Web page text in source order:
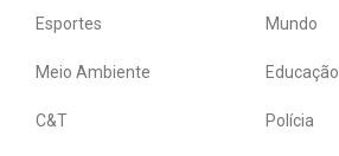
Esportes Mundo
Meio Ambiente Educação
C&T Polícia